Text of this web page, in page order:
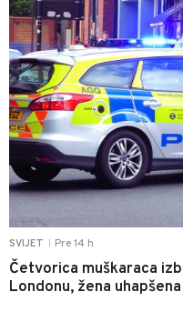
SVIJET Pre 14 h
Četvorica muškaraca
Londonu, žena uhapšena